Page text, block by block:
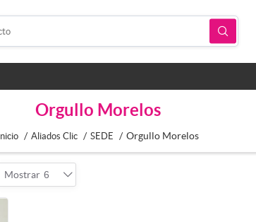
Orgullo Morelos
Inicio / Aliados Clic / SEDE / Orgullo Morelos
Mostrar 6